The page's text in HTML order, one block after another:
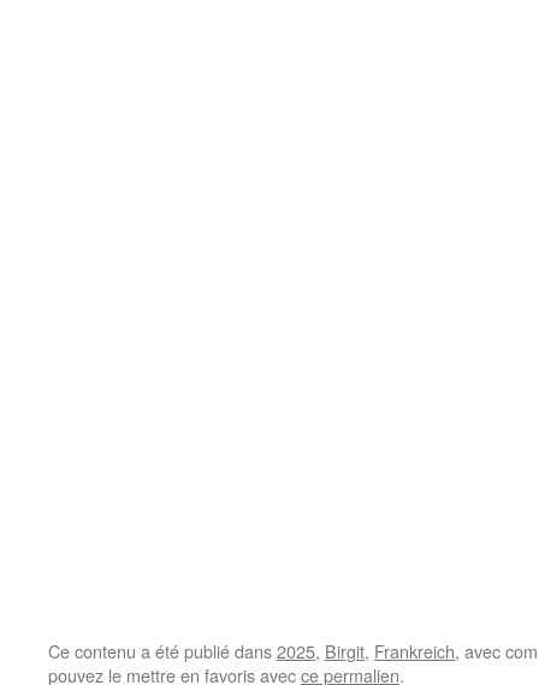
Ce contenu a été publié dans2025, Birgit, Frankreich, avec
pouvez le mettre en favoris avecce permalien.